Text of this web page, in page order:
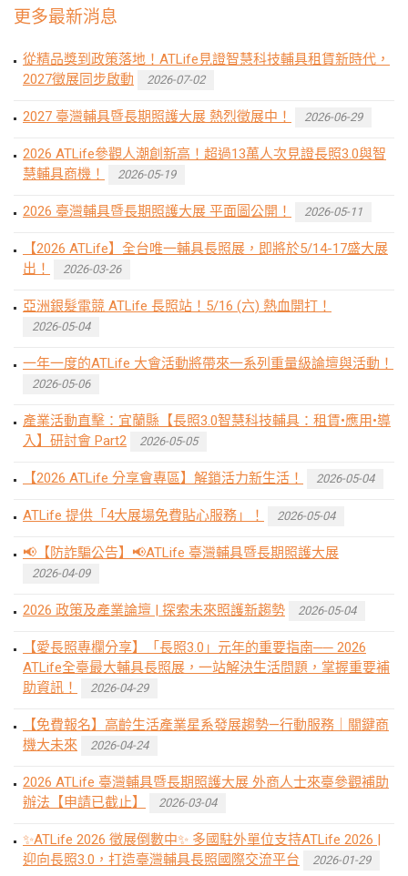
更多最新消息
從精品獎到政策落地！ATLife見證智慧科技輔具租賃新時代，
2027徵展同步啟動
2026-07-02
2027 臺灣輔具暨長期照護大展 熱烈徵展中！ 2026-06-29
2026 ATLife參觀人潮創新高！超過13萬人次見證長照3.0與智
慧輔具商機！
2026-05-19
2026 臺灣輔具暨長期照護大展 平面圖公開！ 2026-05-11
【2026 ATLife】全台唯一輔具長照展，即將於5/14-17盛大展
出！
2026-03-26
亞洲銀髮電競 ATLife 長照站！5/16 (六) 熱血開打！
2026-05-04
一年一度的ATLife 大會活動將帶來一系列重量級論壇與活動！
2026-05-06
產業活動直擊：宜蘭縣【長照3.0智慧科技輔具：租賃•應用•導
入】研討會 Part2
2026-05-05
【2026 ATLife 分享會專區】解鎖活力新生活！ 2026-05-04
ATLife 提供「4大展場免費貼心服務」！ 2026-05-04
📢【防詐騙公告】📢ATLife 臺灣輔具暨長期照護大展
2026-04-09
2026 政策及產業論壇 | 探索未來照護新趨勢 2026-05-04
【愛長照專欄分享】「長照3.0」元年的重要指南── 2026
ATLife全臺最大輔具長照展，一站解決生活問題，掌握重要補
助資訊！
2026-04-29
【免費報名】高齡生活產業星系發展趨勢—行動服務｜關鍵商
機大未來
2026-04-24
2026 ATLife 臺灣輔具暨長期照護大展 外商人士來臺參觀補助
辦法【申請已截止】
2026-03-04
✨ATLife 2026 徵展倒數中✨ 多國駐外單位支持ATLife 2026 |
迎向長照3.0，打造臺灣輔具長照國際交流平台
2026-01-29